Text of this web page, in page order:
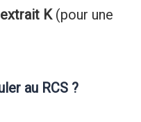
extrait K(pour une
au RCS ?